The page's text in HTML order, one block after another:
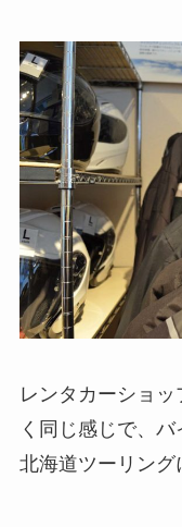
レンタカーショ
く同じ感じで、バ
北海道ツーリング